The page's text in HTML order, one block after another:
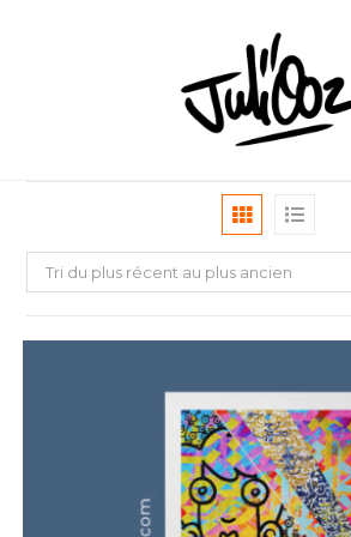
Tri du plus récent au plus ancien